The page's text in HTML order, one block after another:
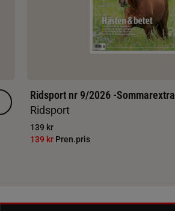
Ridsport nr 9/2026 -Sommarextra
Ridsport
139 kr
139 kr Pren.pris